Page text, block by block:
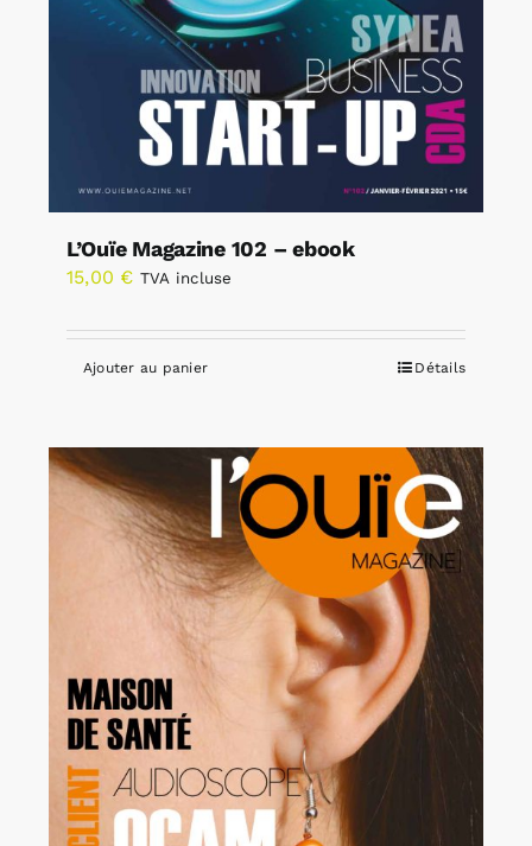
L’Ouïe Magazine 102 – ebook
15,00 € TVA incluse
Ajouter au panier Détails